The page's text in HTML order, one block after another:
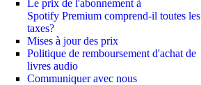
Le prix de l'abonnement à
Spotify Premium comprend-il toutes les
taxes?
Mises à jour des prix
Politique de remboursement d'achat de
livres audio
Communiquer avec nous